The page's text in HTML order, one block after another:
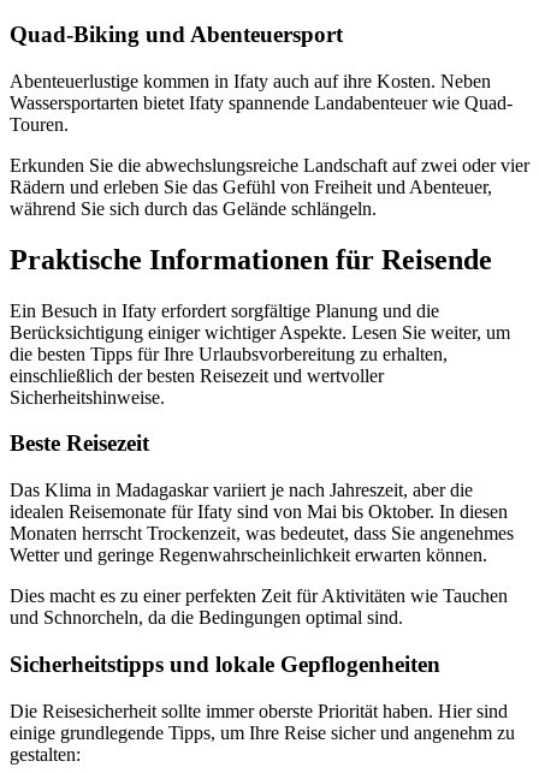
Quad-Biking und Abenteuersport
Abenteuerlustige kommen in Ifaty auch auf ihre Kosten. Neben
Wassersportarten bietet Ifaty spannende Landabenteuer wie Quad-
Touren.
Erkunden Sie die abwechslungsreiche Landschaft auf zwei oder vier
Rädern und erleben Sie das Gefühl von Freiheit und Abenteuer,
während Sie sich durch das Gelände schlängeln.
Praktische Informationen für Reisende
Ein Besuch in Ifaty erfordert sorgfältige Planung und die
Berücksichtigung einiger wichtiger Aspekte. Lesen Sie weiter, um
die besten Tipps für Ihre Urlaubsvorbereitung zu erhalten,
einschließlich der besten Reisezeit und wertvoller
Sicherheitshinweise.
Beste Reisezeit
Das Klima in Madagaskar variiert je nach Jahreszeit, aber die
idealen Reisemonate für Ifaty sind von Mai bis Oktober. In diesen
Monaten herrscht Trockenzeit, was bedeutet, dass Sie angenehmes
Wetter und geringe Regenwahrscheinlichkeit erwarten können.
Dies macht es zu einer perfekten Zeit für Aktivitäten wie Tauchen
und Schnorcheln, da die Bedingungen optimal sind.
Sicherheitstipps und lokale Gepflogenheiten
Die Reisesicherheit sollte immer oberste Priorität haben. Hier sind
einige grundlegende Tipps, um Ihre Reise sicher und angenehm zu
gestalten: